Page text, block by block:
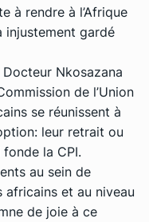
à rendre à l’Afrique
injustement gardé
Nkosazana
de l’Union
se réunissent à
leur retrait ou
la CPI.
au sein de
africains et au niveau
de joie à ce